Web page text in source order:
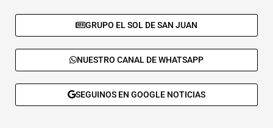
GRUPO EL SOL DE SAN JUAN
NUESTRO CANAL DE WHATSAPP
SEGUINOS EN GOOGLE NOTICIAS